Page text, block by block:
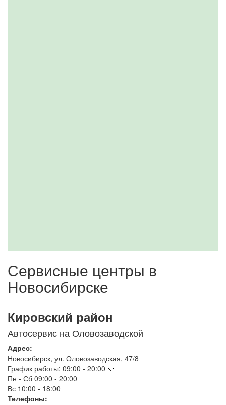
Сервисные центры в
Новосибирске
Кировский район
Автосервис на Оловозаводской
Адрес:
Новосибирск, ул. Оловозаводская, 47/8
График работы: 09:00 - 20:00
Пн - Сб 09:00 - 20:00
Вс 10:00 - 18:00
Телефоны: